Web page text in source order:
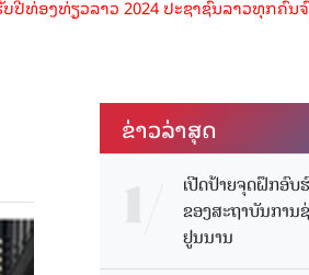
ຽວລາວ 2024 ປະຊາຊົນລາວທຸກຄົນຈົ່ງພ້ອ
ຂ່າວ​ລ່າ​ສຸດ
ເປີດປ້າຍຈຸດຝຶກອົບ
ຂອງສະຖາບັນການ
ຢູນນານ